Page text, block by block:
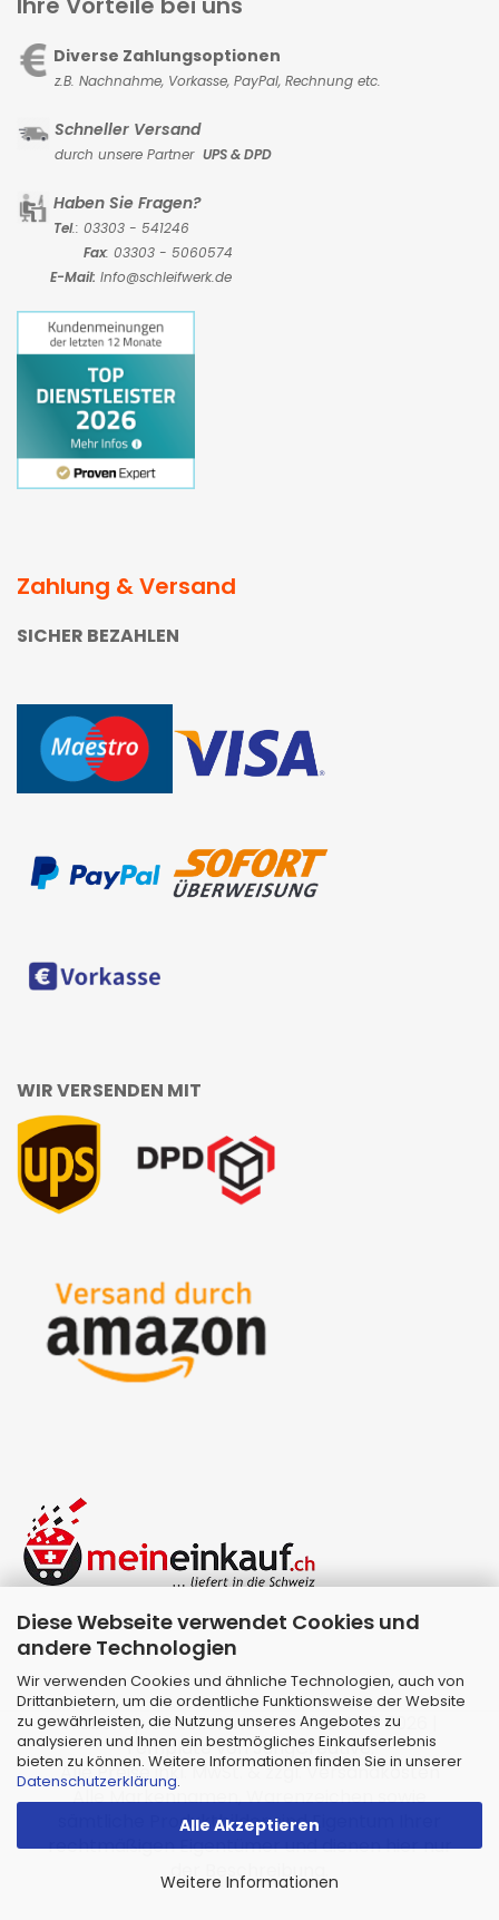
Diese Webseite verwendet Cookies und
andere Technologien
Wir verwenden Cookies und ähnliche Technologien, auch von
Drittanbietern, um die ordentliche Funktionsweise der Website
zu gewährleisten, die Nutzung unseres Angebotes zu
analysieren und Ihnen ein bestmögliches Einkaufserlebnis
bieten zu können. Weitere Informationen finden Sie in unserer
Datenschutzerklärung.
Alle Akzeptieren
Weitere Informationen
Diverse Zahlungsoptionen
z.B. Nachnahme, Vorkasse, PayPal, Rechnung etc.
Schneller Versand
durch unsere Partner UPS & DPD
Haben Sie Fragen?
Tel.: 03303 - 541246
Fax: 03303 - 5060574
E-Mail: Info@schleifwerk.de
Zahlung & Versand
SICHER BEZAHLEN
WIR VERSENDEN MIT
Webshop erstellenmit Gambio.de © 2026 |
Template vonJungCreative.
Alle Preise inkl. MwSt. & zzgl. Versandkosten
Alle Markennamen, Warenzeichen sowie
sämtliche Produktbilder sind Eigentum Ihrer
rechtmäßigen Eigentümer und dienen hier nur
der Beschreibung.